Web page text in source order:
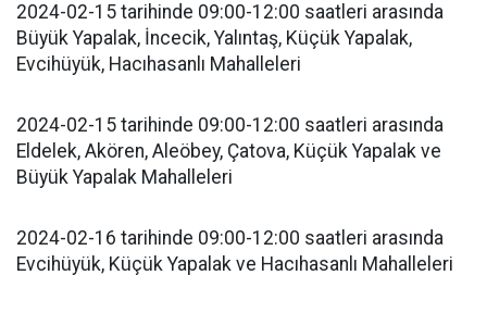
2024-02-15 tarihinde 09:00-12:00 saatleri arasında
Büyük Yapalak, İncecik, Yalıntaş, Küçük Yapalak,
Evcihüyük, Hacıhasanlı Mahalleleri
2024-02-15 tarihinde 09:00-12:00 saatleri arasında
Eldelek, Akören, Aleöbey, Çatova, Küçük Yapalak ve
Büyük Yapalak Mahalleleri
2024-02-16 tarihinde 09:00-12:00 saatleri arasında
Evcihüyük, Küçük Yapalak ve Hacıhasanlı Mahalleleri